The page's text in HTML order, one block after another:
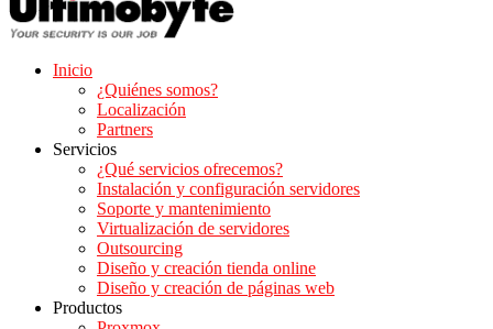
Inicio
¿Quiénes somos?
Localización
Partners
Servicios
¿Qué servicios ofrecemos?
Instalación y configuración servidores
Soporte y mantenimiento
Virtualización de servidores
Outsourcing
Diseño y creación tienda online
Diseño y creación de páginas web
Productos